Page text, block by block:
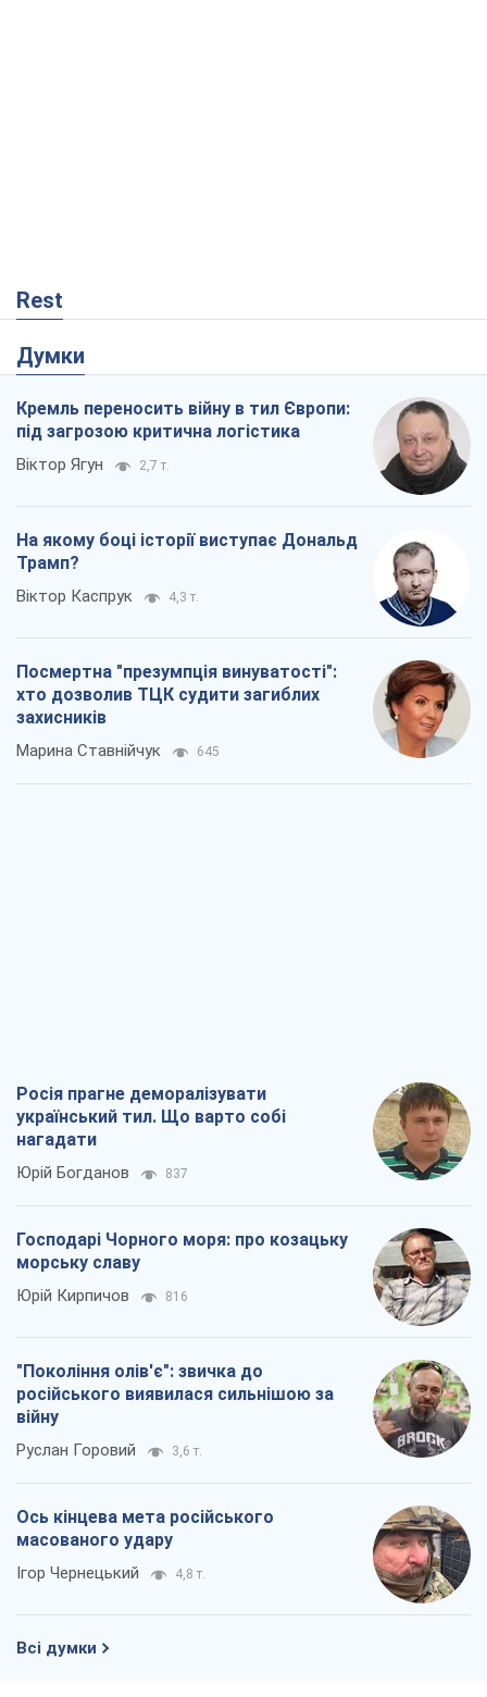
Rest
Думки
Кремль переносить війну в тил Європи:
під загрозою критична логістика
Віктор Ягун 2,7 т.
На якому боці історії виступає Дональд
Трамп?
Віктор Каспрук 4,3 т.
Посмертна "презумпція винуватості":
хто дозволив ТЦК судити загиблих
захисників
Марина Ставнійчук 645
Росія прагне деморалізувати
український тил. Що варто собі
нагадати
Юрій Богданов 837
Господарі Чорного моря: про козацьку
морську славу
Юрій Кирпичов 816
"Покоління олів'є": звичка до
російського виявилася сильнішою за
війну
Руслан Горовий 3,6 т.
Ось кінцева мета російського
масованого удару
Ігор Чернецький 4,8 т.
Всі думки